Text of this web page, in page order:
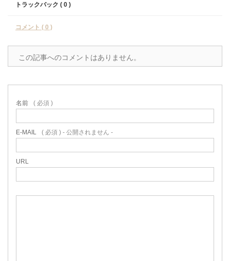
トラックバック ( 0 )
コメント ( 0 )
この記事へのコメントはありません。
名前 ( 必須 )
E-MAIL ( 必須 ) - 公開されません -
URL